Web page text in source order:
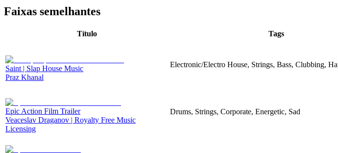
Faixas semelhantes
Título Tags
Saint | Slap House Music
Praz Khanal
Electronic/Electro House, Strings, Bass, Clubbing,
Epic Action Film Trailer
Veaceslav Draganov | Royalty Free Music
Licensing
Drums, Strings, Corporate, Energetic, Sad